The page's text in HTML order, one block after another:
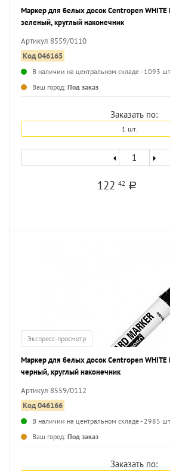
Маркер для белых досок Centropen WHITE
зеленый, круглый наконечник
Артикул 8559/0110
Код 046165
В наличии на центральном складе - 1093
Ваш город: Под заказ
Заказать по:
1 шт.
12242 a
Экспресс-просмотр
Маркер для белых досок Centropen WHITE
черный, круглый наконечник
Артикул 8559/0112
Код 046166
В наличии на центральном складе - 2985
Ваш город: Под заказ
Заказать по: